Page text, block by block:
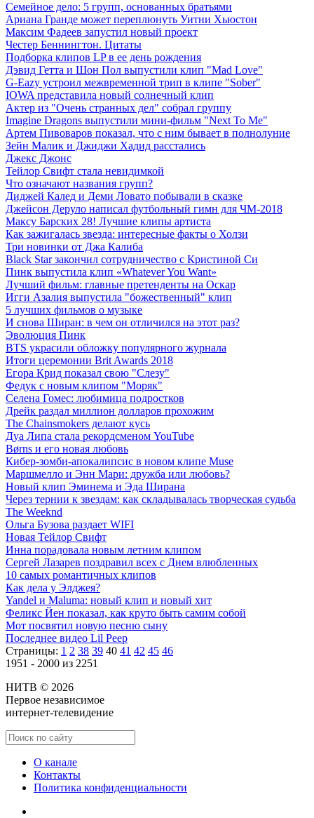
Семейное дело: 5 групп, основанных братьями
Ариана Гранде может переплюнуть Уитни Хьюстон
Максим Фадеев запустил новый проект
Честер Беннингтон. Цитаты
Подборка клипов LP в ее день рождения
Дэвид Гетта и Шон Пол выпустили клип "Mad Love"
G-Eazy устроил межвременной трип в клипе "Sober"
IOWA представила новый солнечный клип
Актер из "Очень странных дел" собрал группу
Imagine Dragons выпустили мини-фильм "Next To Me"
Артем Пивоваров показал, что с ним бывает в полнолуние
Зейн Малик и Джиджи Хадид расстались
Джекс Джонс
Тейлор Свифт стала невидимкой
Что означают названия групп?
Диджей Калед и Деми Ловато побывали в сказке
Джейсон Деруло написал футбольный гимн для ЧМ-2018
Максу Барских 28! Лучшие клипы артиста
Как зажигалась звезда: интересные факты о Холзи
Три новинки от Джа Калиба
Black Star закончил сотрудничество с Кристиной Си
Пинк выпустила клип «Whatever You Want»
Лучший фильм: главные претенденты на Оскар
Игги Азалия выпустила "божественный" клип
5 лучших фильмов о музыке
И снова Ширан: в чем он отличился на этот раз?
Эволюция Пинк
BTS украсили обложку популярного журнала
Итоги церемонии Brit Awards 2018
Егора Крид показал свою "Слезу"
Федук с новым клипом "Моряк"
Селена Гомес: любимица подростков
Дрейк раздал миллион долларов прохожим
The Chainsmokers делают кусь
Дуа Липа стала рекордсменом YouTube
Børns и его новая любовь
Кибер-зомби-апокалипсис в новом клипе Muse
Маршмелло и Энн Мари: дружба или любовь?
Новый клип Эминема и Эда Ширана
Через тернии к звездам: как складывалась творческая судьба
The Weeknd
Ольга Бузова раздает WIFI
Новая Тейлор Свифт
Инна порадовала новым летним клипом
Сергей Лазарев поздравил всех с Днем влюбленных
10 самых романтичных клипов
Как дела у Элджея?
Yandel и Maluma: новый клип и новый хит
Феликс Йен показал, как круто быть самим собой
Мот посвятил новую песню сыну
Последнее видео Lil Peep
Страницы: 1 2 38 39 40 41 42 45 46
1951 - 2000 из 2251
НИТВ © 2026
Первое независимое
интернет-телевидение
О канале
Контакты
Политика конфиденциальности